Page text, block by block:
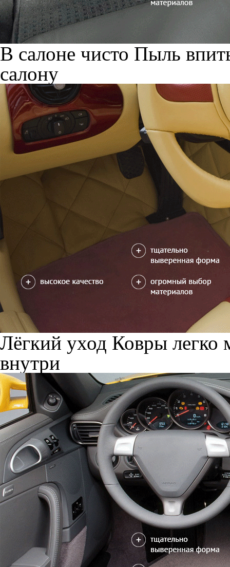
В салоне чисто Пыль
салону
Лёгкий уход Ковры легко
внутри